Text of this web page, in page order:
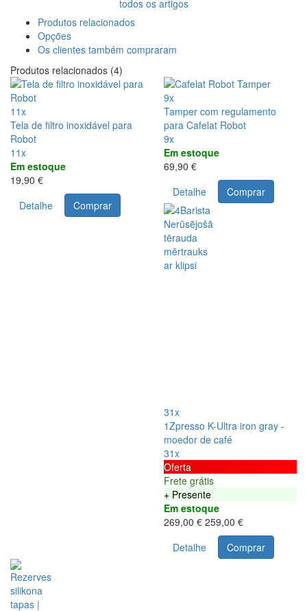
todos os artigos
Produtos relacionados
Opções
Os clientes também compraram
Produtos relacionados (4)
11x
Tela de filtro inoxidável para
Robot
11x
Em estoque
19,90 €
Detalhe
Comprar
9x
Tamper com regulamento
para Cafelat Robot
9x
Em estoque
69,90 €
Detalhe
Comprar
31x
1Zpresso K-Ultra iron gray -
moedor de café
31x
Oferta
Frete grátis
+ Presente
Em estoque
269,00 € 259,00 €
Detalhe
Comprar